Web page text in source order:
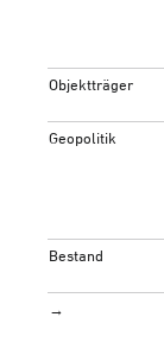
Objektträger
Geopolitik
Bestand
→